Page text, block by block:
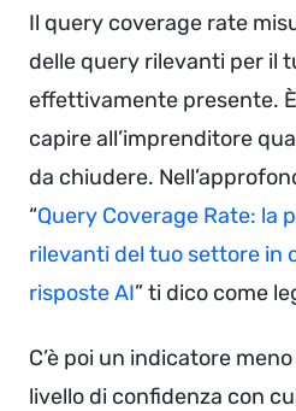
Il query coverage rate
delle query rilevanti per il
effettivamente presente.
capire all’imprenditore
da chiudere.
“Query Coverage Rate: la
rilevanti del tuo settore in
risposte AI” ti dico come
C’è poi un indicatore
livello di confidenza con